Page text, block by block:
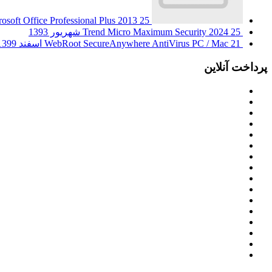
Office Professional Plus 2013 25 شهریور 1393
Trend Micro Maximum Security 2024 25 شهریور 1393
WebRoot SecureAnywhere AntiVirus PC / Mac 21 اسفند 1399
پرداخت آنلاین